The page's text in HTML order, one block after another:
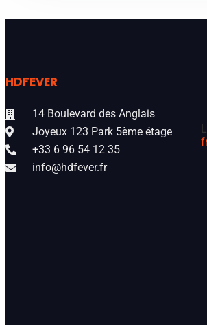
HDFEVER
14 Boulevard des Anglais
Joyeux 123 Park 5ème étage
+33 6 96 54 12 35
info@hdfever.fr